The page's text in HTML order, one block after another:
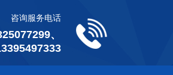
咨询服务电话
、